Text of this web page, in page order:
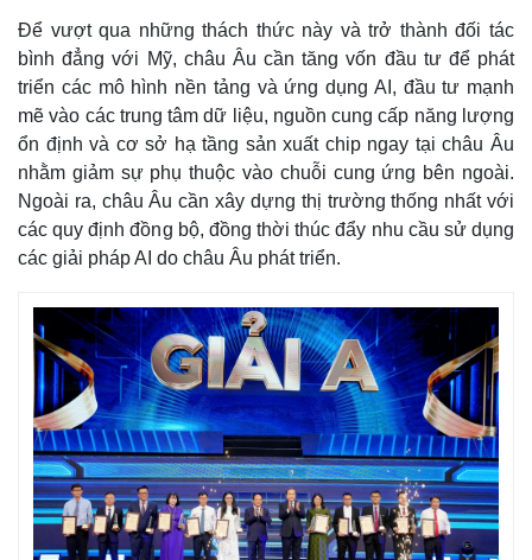
Thế giới
Quan sát
Cuộc sống đó đây
Hồ sơ
Multimedia
Video
Ảnh
E-Magazine
Infographic
Để vượt qua những thách thức này và trở thành đối tác
bình đẳng với Mỹ, châu Âu cần tăng vốn đầu tư để phát
triển các mô hình nền tảng và ứng dụng AI, đầu tư mạnh
mẽ vào các trung tâm dữ liệu, nguồn cung cấp năng lượng
ổn định và cơ sở hạ tầng sản xuất chip ngay tại châu Âu
nhằm giảm sự phụ thuộc vào chuỗi cung ứng bên ngoài.
Ngoài ra, châu Âu cần xây dựng thị trường thống nhất với
các quy định đồng bộ, đồng thời thúc đẩy nhu cầu sử dụng
các giải pháp AI do châu Âu phát triển.